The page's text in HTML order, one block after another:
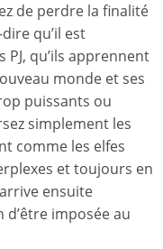
de perdre la finalité
qu’il est
qu’ils apprennent
monde et ses
puissants ou
simplement les
comme les elfes
et toujours en
ensuite
d’être imposée au